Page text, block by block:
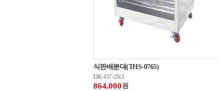
식판배분대(THS-0765)
DK-O7-263
864,000원